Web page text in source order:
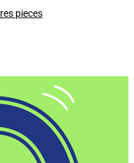
pieces